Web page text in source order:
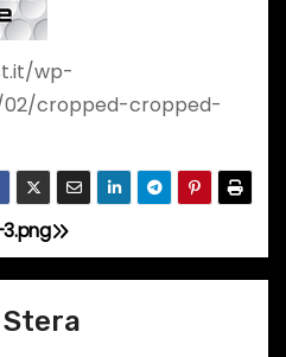
wp-
02/cropped-cropped-
Stera